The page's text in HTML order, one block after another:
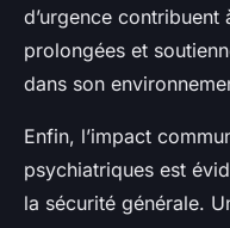
d’urgence
prolongées et
dans son
Enfin, l’impact
psychiatriques est
la sécurité générale.